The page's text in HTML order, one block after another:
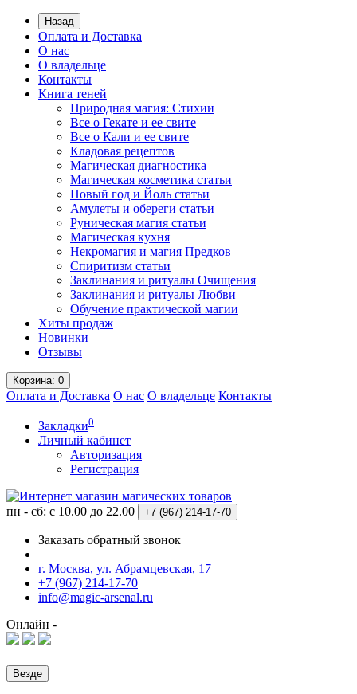
Назад
Оплата и Доставка
О нас
О владельце
Контакты
Книга теней
Природная магия: Стихии
Все о Гекате и ее свите
Все о Кали и ее свите
Кладовая рецептов
Магическая диагностика
Магическая косметика статьи
Новый год и Йоль статьи
Амулеты и обереги статьи
Руническая магия статьи
Магическая кухня
Некромагия и магия Предков
Спиритизм статьи
Заклинания и ритуалы Очищения
Заклинания и ритуалы Любви
Обучение практической магии
Хиты продаж
Новинки
Отзывы
Корзина: 0
Оплата и Доставка О нас О владельце Контакты
Закладки0
Личный кабинет
Авторизация
Регистрация
пн - сб: с 10.00 до 22.00 +7 (967) 214-17-70
Заказать обратный звонок
г. Москва, ул. Абрамцевская, 17
+7 (967) 214-17-70
info@magic-arsenal.ru
Онлайн -
Везде